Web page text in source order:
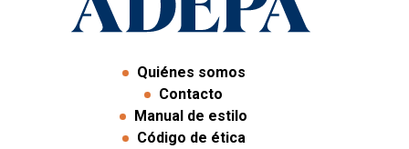
Quiénes somos
Contacto
Manual de estilo
Código de ética